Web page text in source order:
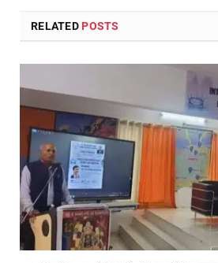
RELATED POSTS